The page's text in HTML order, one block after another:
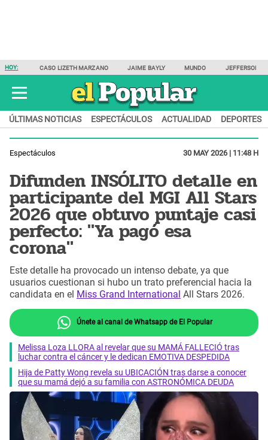
HOY: CASO LIZETH MARZANO JAIME BAYLY MUNDO JEFFERSON
ÚLTIMAS NOTICIAS ESPECTÁCULOS ACTUALIDAD DEPORTES
Espectáculos 30 MAY 2026 | 11:48 H
Difunden INSÓLITO detalle en
participante del MGI All Stars
2026 que obtuvo puntaje casi
perfecto: "Ya pagó esa
corona"
Este detalle ha provocado un intenso debate, ya que
usuarios cuestionan si hubo un trato preferencial hacia la
candidata en el Miss Grand International All Stars 2026.
Únete al canal de Whatsapp de El Popular
Melissa Loza LLORA al revelar que su MAMÁ FALLECIÓ tras
luchar contra el cáncer y le dedican EMOTIVA DESPEDIDA
Hija de Patty Wong revela su UBICACIÓN tras darse a conocer
que su mamá dejó a su familia con ASTRONÓMICA DEUDA